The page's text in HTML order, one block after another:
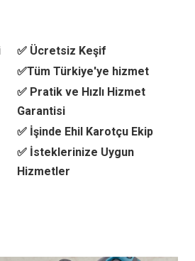
✅ Ücretsiz Keşif
✅Tüm Türkiye'ye hizmet
✅ Pratik ve Hızlı Hizmet
Garantisi
✅ İşinde Ehil Karotçu Ekip
✅ İsteklerinize Uygun
Hizmetler